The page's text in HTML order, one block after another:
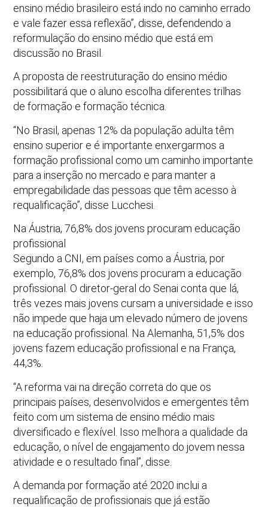
ensino médio brasileiro está indo no caminho errado
e vale fazer essa reflexão”, disse, defendendo a
reformulação do ensino médio que está em
discussão no Brasil.
A proposta de reestruturação do ensino médio
possibilitará que o aluno escolha diferentes trilhas
de formação e formação técnica.
“No Brasil, apenas 12% da população adulta têm
ensino superior e é importante enxergarmos a
formação profissional como um caminho importante
para a inserção no mercado e para manter a
empregabilidade das pessoas que têm acesso à
requalificação”, disse Lucchesi.
Na Áustria, 76,8% dos jovens procuram educação
profissional
Segundo a CNI, em países como a Áustria, por
exemplo, 76,8% dos jovens procuram a educação
profissional. O diretor-geral do Senai conta que lá,
três vezes mais jovens cursam a universidade e isso
não impede que haja um elevado número de jovens
na educação profissional. Na Alemanha, 51,5% dos
jovens fazem educação profissional e na França,
44,3%.
“A reforma vai na direção correta do que os
principais países, desenvolvidos e emergentes têm
feito com um sistema de ensino médio mais
diversificado e flexível. Isso melhora a qualidade da
educação, o nível de engajamento do jovem nessa
atividade e o resultado final”, disse.
A demanda por formação até 2020 inclui a
requalificação de profissionais que já estão